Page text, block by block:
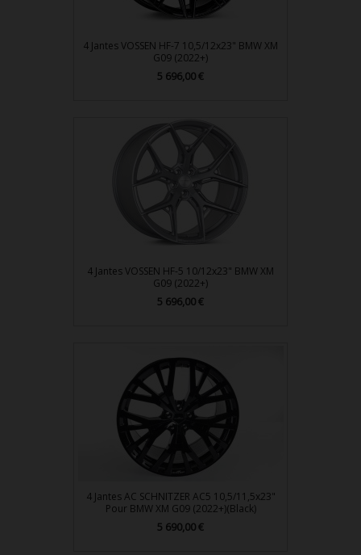
4 Jantes VOSSEN HF-7 10,5/12x23" BMW XM
G09 (2022+)
Prix
5 696,00 €
4 Jantes VOSSEN HF-5 10/12x23" BMW XM
G09 (2022+)
Prix
5 696,00 €
4 Jantes AC SCHNITZER AC5 10,5/11,5x23"
Pour BMW XM G09 (2022+)(Black)
Prix
5 690,00 €